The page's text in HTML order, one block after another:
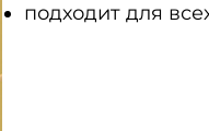
подходит для